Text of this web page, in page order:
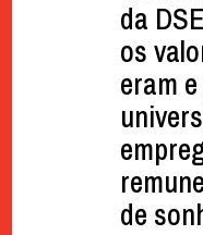
da
os
eram
de